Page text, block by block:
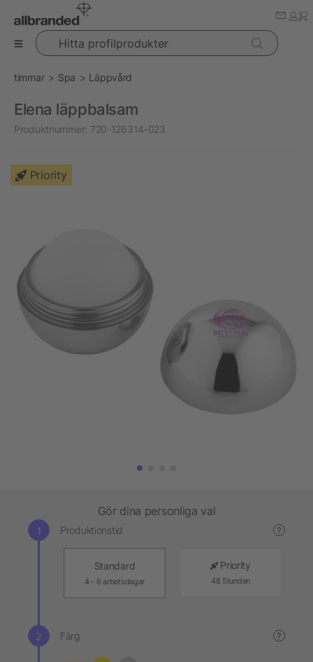
Hitta profilprodukter
timmar Spa Läppvård
Elena läppbalsam
Produktnummer: 720-126314-023
Priority
Gör dina personliga val
Produktionstid ?
Standard
4 - 6 arbetsdagar
Priority
48 Stunden
Färg ?